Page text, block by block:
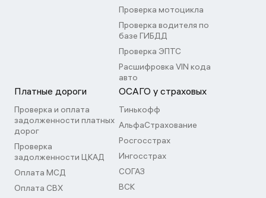
Проверка мотоцикла
Проверка водителя по
базе ГИБДД
Проверка ЭПТС
Расшифровка VIN кода
авто
Платные дороги
Проверка и оплата
задолженности платных
дорог
Проверка
задолженности ЦКАД
Оплата МСД
Оплата СВХ
ОСАГО у страховых
Тинькофф
АльфаСтрахование
Росгосстрах
Ингосстрах
СОГАЗ
ВСК